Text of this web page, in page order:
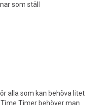
som ställ
alla som kan behöva litet
Timer behöver man